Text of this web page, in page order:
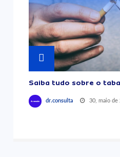
Saiba tudo sobre o
dr.consulta 30, maio de